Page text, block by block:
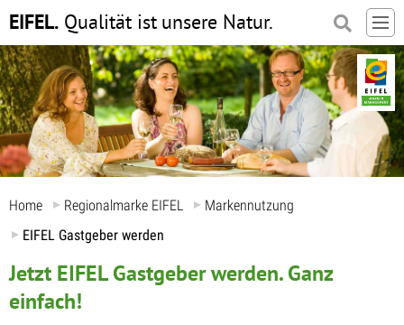
Home Regionalmarke EIFEL
Markennutzung
EIFEL Gastgeber werden
Jetzt EIFEL Gastgeber werden. Ganz
einfach!
EIFEL. Qualität ist unsere Natur.